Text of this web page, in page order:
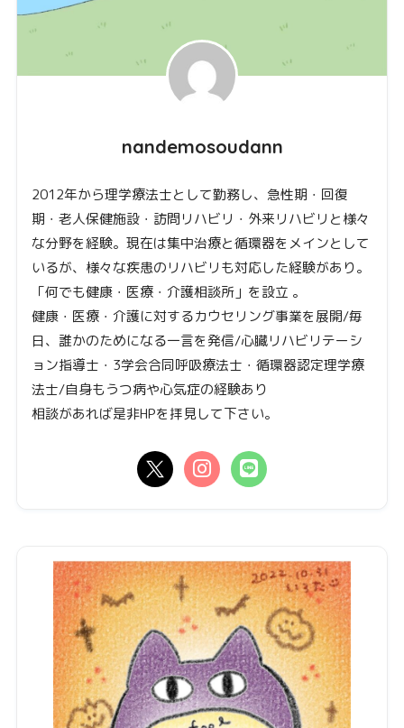
nandemosoudann
2012年から理学療法士として勤務し、急性期・回復
期・老人保健施設・訪問リハビリ・外来リハビリと様々
な分野を経験。現在は集中治療と循環器をメインとして
いるが、様々な疾患のリハビリも対応した経験があり。
「何でも健康・医療・介護相談所」を設立 。
健康・医療・介護に対するカウセリング事業を展開/毎
日、誰かのためになる一言を発信/心臓リハビリテーシ
ョン指導士・3学会合同呼吸療法士・循環器認定理学療
法士/自身もうつ病や心気症の経験あり
相談があれば是非HPを拝見して下さい。